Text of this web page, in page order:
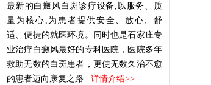
最新的白癜风白斑诊疗设备,以服务、质
量为核心,为患者提供安全、放心、舒
适、便捷的就医环境。同时也是石家庄专
业治疗白癜风最好的专科医院，医院多年
救助无数的白斑患者，更使无数久治不愈
的患者迈向康复之路... 详情介绍>>